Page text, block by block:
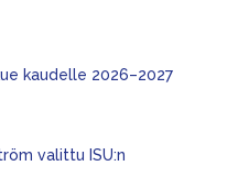
kaudelle 2026–2027
valittu ISU:n